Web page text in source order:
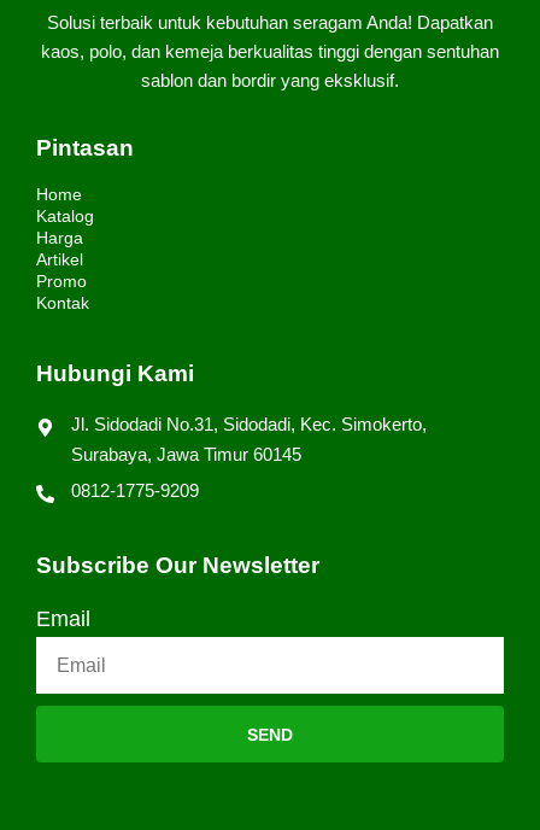
Solusi terbaik untuk kebutuhan seragam Anda! Dapatkan
kaos, polo, dan kemeja berkualitas tinggi dengan sentuhan
sablon dan bordir yang eksklusif.
Pintasan
Home
Katalog
Harga
Artikel
Promo
Kontak
Hubungi Kami
Jl. Sidodadi No.31, Sidodadi, Kec. Simokerto,
Surabaya, Jawa Timur 60145
0812-1775-9209
Subscribe Our Newsletter
Email
SEND